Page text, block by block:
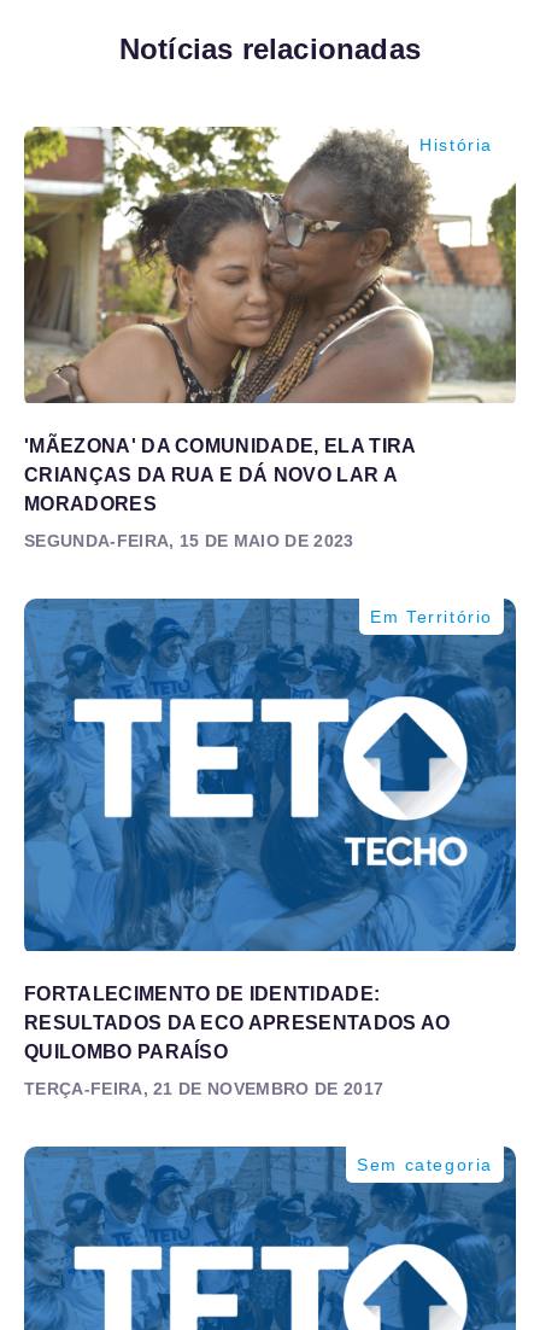
Notícias relacionadas
História
'MÃEZONA' DA COMUNIDADE, ELA TIRA
CRIANÇAS DA RUA E DÁ NOVO LAR A
MORADORES
SEGUNDA-FEIRA, 15 DE MAIO DE 2023
Em Território
FORTALECIMENTO DE IDENTIDADE:
RESULTADOS DA ECO APRESENTADOS AO
QUILOMBO PARAÍSO
TERÇA-FEIRA, 21 DE NOVEMBRO DE 2017
Sem categoria